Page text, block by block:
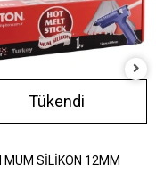
Tükendi
MUM SİLİKON 12MM